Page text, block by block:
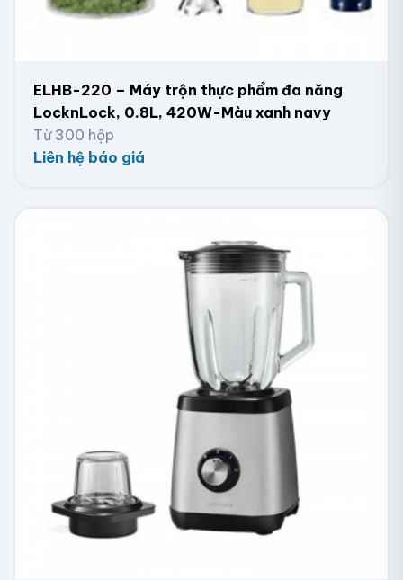
ELHB-220 – Máy trộn thực phẩm đa năng
LocknLock, 0.8L, 420W-Màu xanh navy
Từ 300 hộp
Liên hệ báo giá